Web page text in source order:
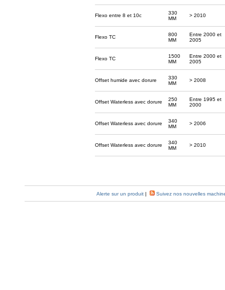
Flexo entre 8 et 10c
330
MM
> 2010
Flexo TC
800
MM
Entre 2000 et
2005
Flexo TC
1500
MM
Entre 2000 et
2005
Offset humide avec dorure
330
MM
> 2008
Offset Waterless avec dorure
250
MM
Entre 1995 et
2000
Offset Waterless avec dorure
340
MM
> 2006
Offset Waterless avec dorure
340
MM
> 2010
Alerte sur un produit | Suivez nos nouvelles